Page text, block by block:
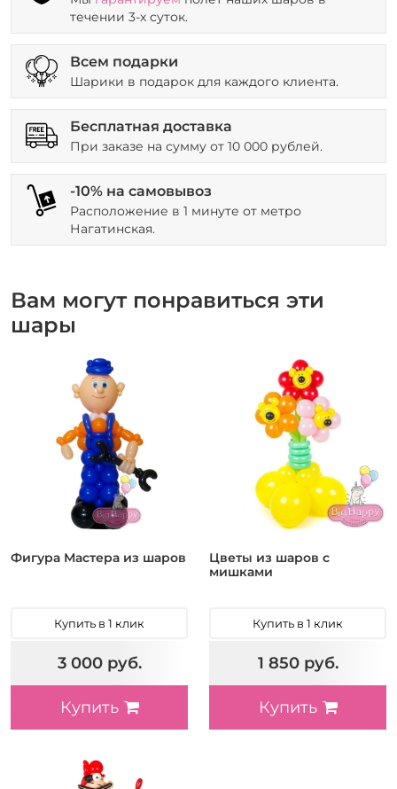
течении 3-х суток.
Всем подарки
Шарики в подарок для каждого клиента.
Бесплатная доставка
При заказе на сумму от 10 000 рублей.
-10% на самовывоз
Расположение в 1 минуте от метро
Нагатинская.
Вам могут понравиться эти
шары
Фигура Мастера из шаров
Купить в 1 клик
3 000 руб.
Купить
Цветы из шаров с
мишками
Купить в 1 клик
1 850 руб.
Купить